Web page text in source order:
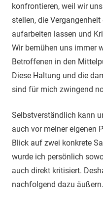
konfrontieren, weil wir
stellen, die
aufarbeiten lassen und
Wir bemühen uns immer
Betroffenen in den
Diese Haltung und die
sind für mich zwingend
Selbstverständlich kann
auch vor meiner eigenen
Blick auf zwei konkrete
wurde ich persönlich
auch direkt kritisiert.
nachfolgend dazu äußern.